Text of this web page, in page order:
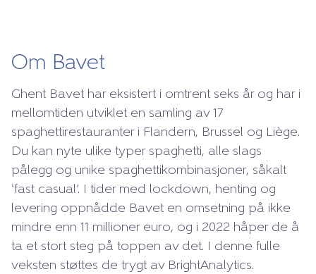
Om Bavet
Ghent Bavet har eksistert i omtrent seks år og har i
mellomtiden utviklet en samling av 17
spaghettirestauranter i Flandern, Brussel og Liège.
Du kan nyte ulike typer spaghetti, alle slags
pålegg og unike spaghettikombinasjoner, såkalt
‘fast casual’. I tider med lockdown, henting og
levering oppnådde Bavet en omsetning på ikke
mindre enn 11 millioner euro, og i 2022 håper de å
ta et stort steg på toppen av det. I denne fulle
veksten støttes de trygt av BrightAnalytics.